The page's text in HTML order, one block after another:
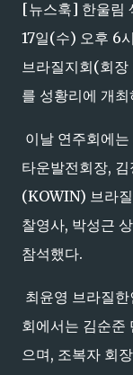
[뉴스훅] 한울림
17일(수) 오후 6
브라질지회(회장
를 성황리에 개최
이날 연주회에
타운발전회장,
(KOWIN) 브라
찰영사, 박성근
참석했다.
최윤영 브라질
회에서는 김순준
으며, 조복자 회